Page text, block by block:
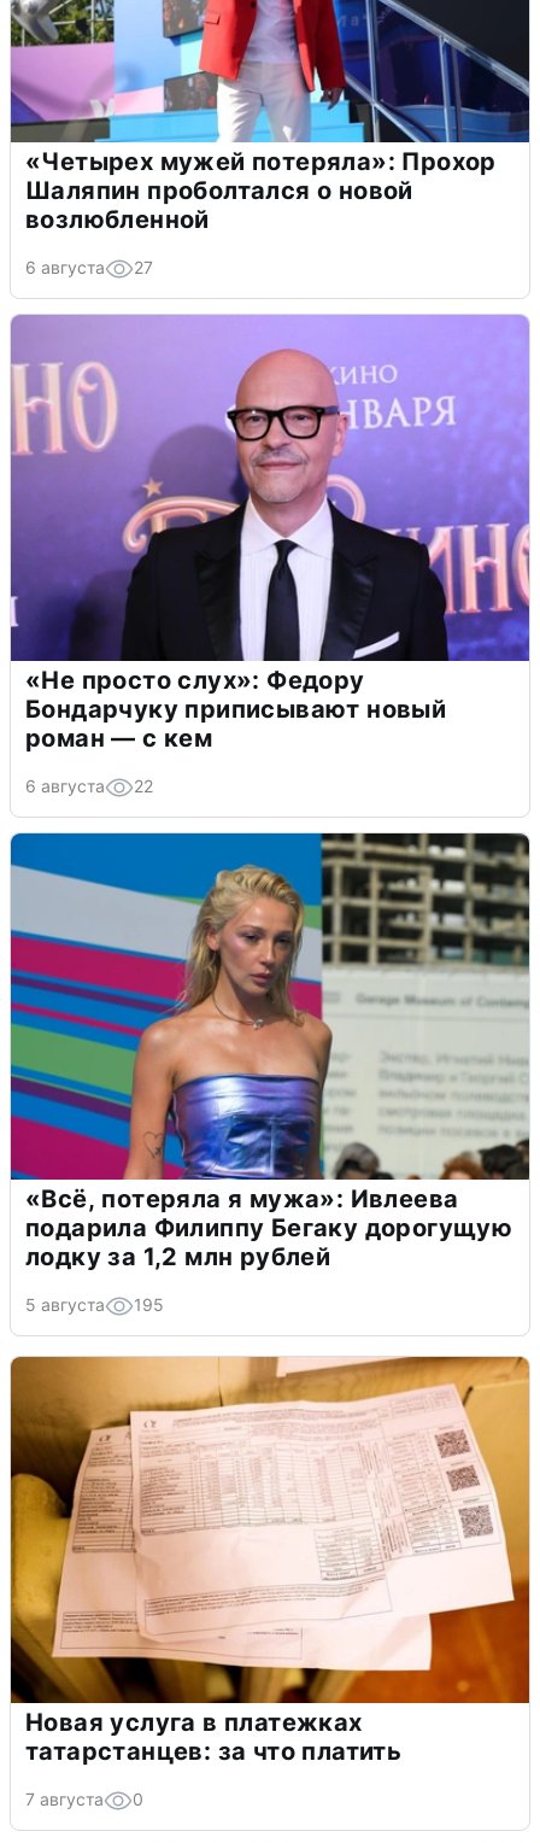
«Четырех мужей потеряла»: Прохор
Шаляпин проболтался о новой
возлюбленной
6 августа 27
«Не просто слух»: Федору
Бондарчуку приписывают новый
роман — с кем
6 августа 22
«Всё, потеряла я мужа»: Ивлеева
подарила Филиппу Бегаку дорогущую
лодку за 1,2 млн рублей
5 августа 195
Новая услуга в платежках
татарстанцев: за что платить
7 августа 0